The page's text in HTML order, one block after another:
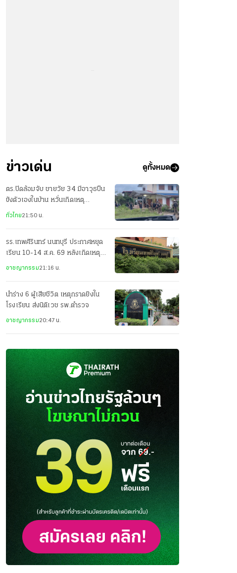
ข่าวเด่น ดูทั้งหมด
ตร.ปิดล้อมจับ ชายวัย 34 มีอาวุธปืน
ขังตัวเองในบ้าน หวั่นเกิดเหตุ
อันตราย
ทั่วไทย21:50 น.
รร.เทพศิรินทร์ นนทบุรี ประกาศหยุด
เรียน 10-14 ส.ค. 69 หลังเกิดเหตุก
อาชญากรรม21:16 น.
นำร่าง 6 ผู้เสียชีวิต เหตุกราดยิงใน
โรงเรียน ส่งนิติเวช รพ.ตำรวจ
อาชญากรรม20:47 น.